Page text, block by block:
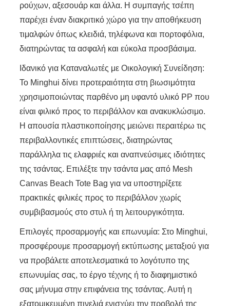
ρούχων, αξεσουάρ και άλλα. Η συμπαγής τσέπη
παρέχει έναν διακριτικό χώρο για την αποθήκευση
τιμαλφών όπως κλειδιά, τηλέφωνα και πορτοφόλια,
διατηρώντας τα ασφαλή και εύκολα προσβάσιμα.
Ιδανικό για Καταναλωτές με Οικολογική Συνείδηση:
Το Minghui δίνει προτεραιότητα στη βιωσιμότητα
χρησιμοποιώντας παρθένο μη υφαντό υλικό PP που
είναι φιλικό προς το περιβάλλον και ανακυκλώσιμο.
Η απουσία πλαστικοποίησης μειώνει περαιτέρω τις
περιβαλλοντικές επιπτώσεις, διατηρώντας
παράλληλα τις ελαφριές και αναπνεύσιμες ιδιότητες
της τσάντας. Επιλέξτε την τσάντα μας από Mesh
Canvas Beach Tote Bag για να υποστηρίξετε
πρακτικές φιλικές προς το περιβάλλον χωρίς
συμβιβασμούς στο στυλ ή τη λειτουργικότητα.
Επιλογές προσαρμογής και επωνυμία: Στο Minghui,
προσφέρουμε προσαρμογή εκτύπωσης μεταξιού για
να προβάλετε αποτελεσματικά το λογότυπο της
επωνυμίας σας, το έργο τέχνης ή το διαφημιστικό
σας μήνυμα στην επιφάνεια της τσάντας. Αυτή η
εξατομικευμένη πινελιά ενισχύει την προβολή της